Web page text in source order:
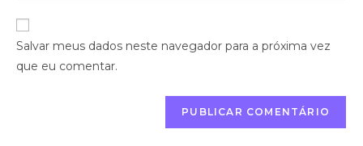
Salvar meus dados neste navegador para a próxima vez
que eu comentar.